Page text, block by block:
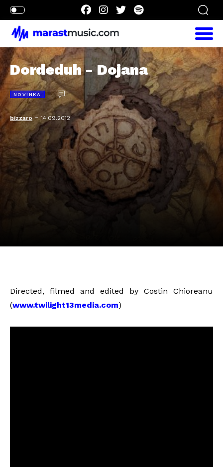
Dordeduh - Dojana
NOVINKA
bizzaro-14.09.2012
Directed, filmed and edited by Costin Chioreanu
(www.twilight13media.com)